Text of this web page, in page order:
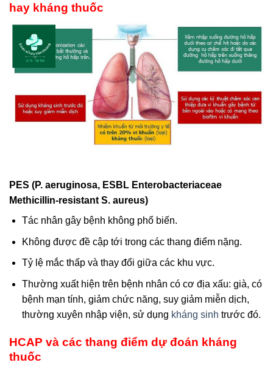
hay kháng thuốc
PES (P. aeruginosa, ESBL Enterobacteriaceae
Methicillin-resistant S. aureus)
Tác nhân gây bệnh không phổ biến.
Không được đề cập tới trong các thang điểm nặng.
Tỷ lệ mắc thấp và thay đổi giữa các khu vực.
Thường xuất hiện trên bệnh nhân có cơ địa xấu: già, có
bệnh mạn tính, giảm chức năng, suy giảm miễn dịch,
thường xuyên nhập viện, sử dụng kháng sinh trước đó.
HCAP và các thang điểm dự đoán kháng
thuốc